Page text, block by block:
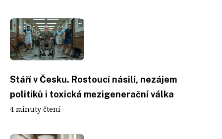
Stáří v Česku. Rostoucí násilí, nezájem
politiků i toxická mezigenerační válka
4 minuty čtení